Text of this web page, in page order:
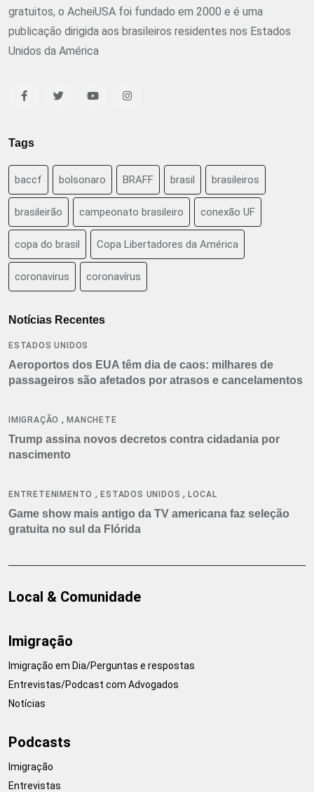
gratuitos, o AcheiUSA foi fundado em 2000 e é uma
publicação dirigida aos brasileiros residentes nos Estados
Unidos da América
Tags
baccf bolsonaro BRAFF brasil brasileiros
brasileirão campeonato brasileiro conexão UF
copa do brasil Copa Libertadores da América
coronavirus coronavírus
Notícias Recentes
ESTADOS UNIDOS
Aeroportos dos EUA têm dia de caos: milhares de
passageiros são afetados por atrasos e cancelamentos
IMIGRAÇÃO ,MANCHETE
Trump assina novos decretos contra cidadania por
nascimento
ENTRETENIMENTO ,ESTADOS UNIDOS ,LOCAL
Game show mais antigo da TV americana faz seleção
gratuita no sul da Flórida
Local & Comunidade
Imigração
Imigração em Dia/Perguntas e respostas
Entrevistas/Podcast com Advogados
Notícias
Podcasts
Imigração
Entrevistas